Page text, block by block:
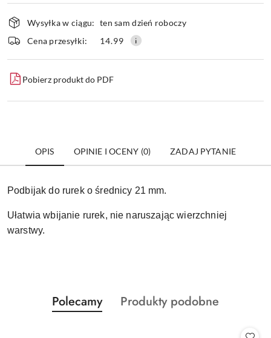
Wyślij
Dostępność
i
dostawa
Wysyłka w ciągu: ten sam dzień roboczy
Cena przesyłki:
14.99
Pobierz produkt do PDF
OPIS OPINIE I OCENY (0) ZADAJ PYTANIE
Podbijak do rurek o średnicy 21 mm.
Ułatwia wbijanie rurek, nie naruszając wierzchniej
warstwy.
Pomiń karuzelę produktów
Produkty
o
Polecamy
Produkty
Produkty podobne